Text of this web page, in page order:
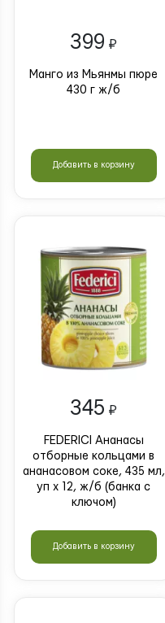
399 ₽
Манго из Мьянмы пюре
430 г ж/б
Добавить в корзину
345 ₽
FEDERICI Ананасы
отборные кольцами в
ананасовом соке, 435 мл,
уп х 12, ж/б (банка с
ключом)
Добавить в корзину